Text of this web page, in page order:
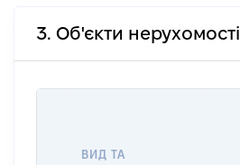
3. Об'єкти нерухомості
ВИД ТА